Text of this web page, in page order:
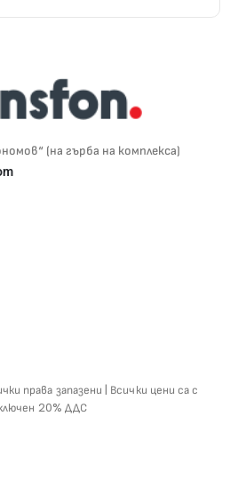
(на гърба на комплекса)
права запазени | Всички цени са с
20% ДДС